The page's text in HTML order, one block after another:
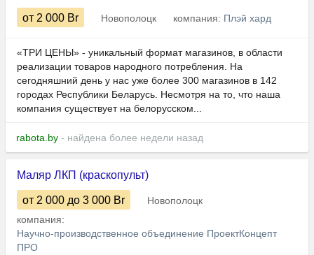
от 2 000 Br Новополоцк компания: Плэй хард
«ТРИ ЦЕНЫ» - уникальный формат магазинов, в области
реализации товаров народного потребления. На
сегодняшний день у нас уже более 300 магазинов в 142
городах Республики Беларусь. Несмотря на то, что наша
компания существует на белорусском...
rabota.by - найдена более недели назад
Маляр ЛКП (краскопульт)
от 2 000 до 3 000 Br
Новополоцк
компания:
Научно-производственное объединение ПроектКонцепт
ПРО